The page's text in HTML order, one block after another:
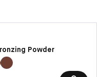
Powder